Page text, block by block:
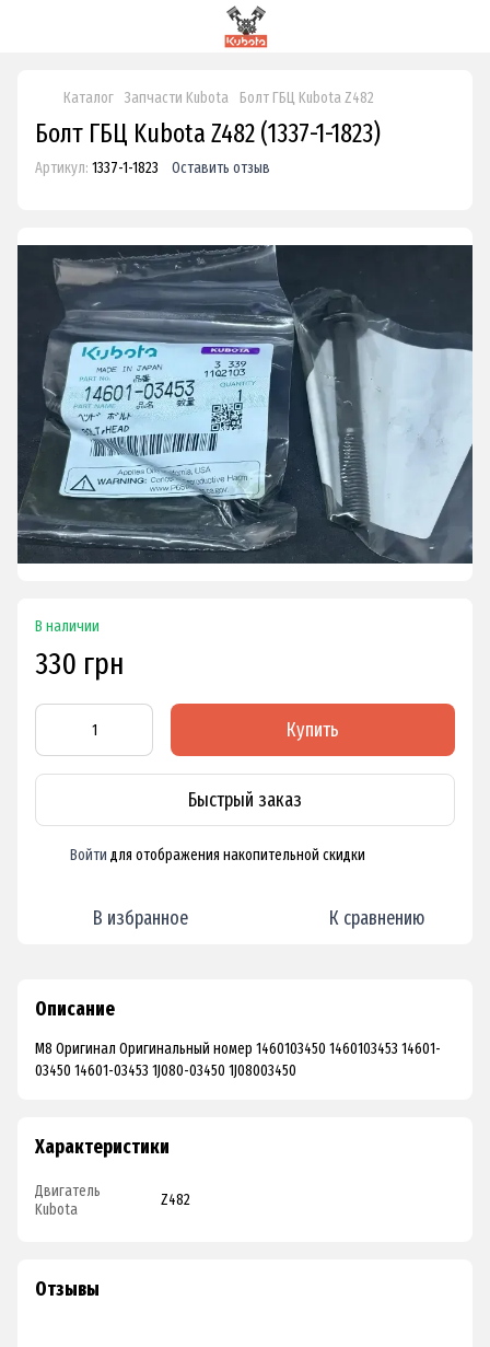
Каталог Запчасти Kubota Болт ГБЦ Kubota Z482
Болт ГБЦ Kubota Z482 (1337-1-1823)
Артикул: 1337-1-1823 Оставить отзыв
В наличии
330 грн
Купить
Быстрый заказ
Войти для отображения накопительной скидки
В избранное К сравнению
Описание
М8 Оригинал Оригинальный номер 1460103450 1460103453 14601-
03450 14601-03453 1J080-03450 1J08003450
Характеристики
Двигатель
Kubota
Z482
Отзывы